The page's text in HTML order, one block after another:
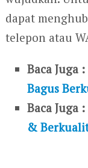
dapat
telepon atau
Baca Juga :
Bagus
Baca Juga :
&